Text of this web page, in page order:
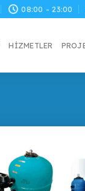
08:00 - 23:00
HIZMETLER